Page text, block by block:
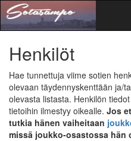
Henkilöt
Hae tunnettuja viime sotien
olevaan täydennyskenttään ja/
olevasta listasta. Henkilön
tietoihin ilmestyy oikealle. Jos
tutkia hänen vaiheitaan
missä joukko-osastossa hän